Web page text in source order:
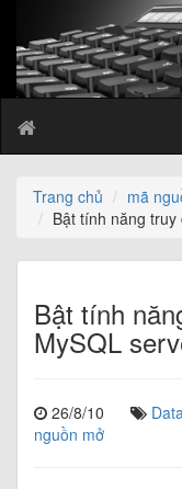
Trang chủ
mã
Bật tính năng
Bật tính
MySQL
26/8/10
nguồn mở